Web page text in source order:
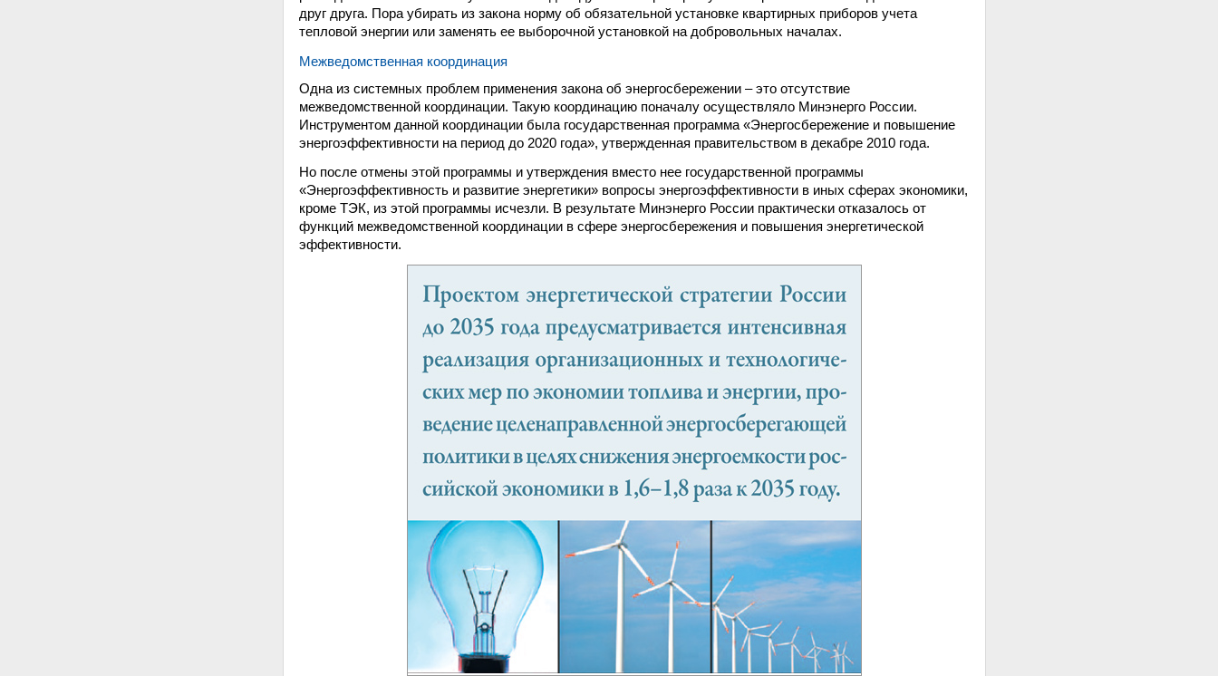
друг друга. Пора убирать из закона норму об обязательной установке квартирных приборов учета
тепловой энергии или заменять ее выборочной установкой на добровольных началах.
Межведомственная координация
Одна из системных проблем применения закона об энергосбережении – это отсутствие
межведомственной координации. Такую координацию поначалу осуществляло Минэнерго России.
Инструментом данной координации была государственная программа «Энергосбережение и повышение
энергоэффективности на период до 2020 года», утвержденная правительством в декабре 2010 года.
Но после отмены этой программы и утверждения вместо нее государственной программы
«Энергоэффективность и развитие энергетики» вопросы энергоэффективности в иных сферах экономики,
кроме ТЭК, из этой программы исчезли. В результате Минэнерго России практически отказалось от
функций межведомственной координации в сфере энергосбережения и повышения энергетической
эффективности.